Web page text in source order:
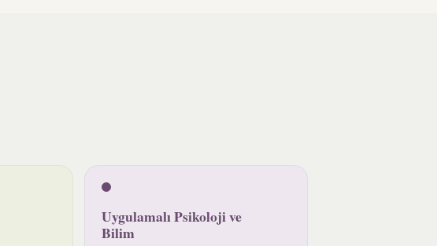
Uygulamalı Psikoloji ve
Bilim